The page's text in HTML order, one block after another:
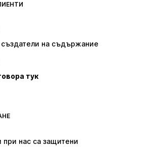
Пуловери и Трикотаж
Поли
на съдържание
тук
при нас са защитени